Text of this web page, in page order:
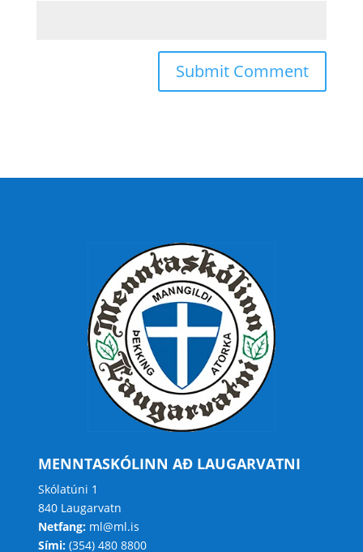
MENNTASKÓLINN AÐ LAUGARVATNI
Skólatúni 1
840 Laugarvatn
Netfang:ml@ml.is
Sími:(354) 480 8800